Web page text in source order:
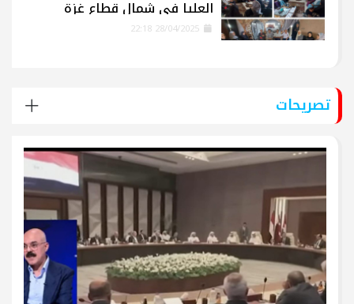
العليا في شمال قطاع غزة
تصريحات